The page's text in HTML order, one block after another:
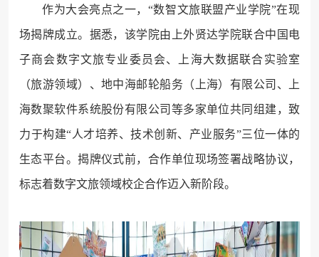
作为大会亮点之一，“数智文旅联盟产业学院”在现
场揭牌成立。据悉，该学院由上外贤达学院联合中国电
子商会数字文旅专业委员会、上海大数据联合实验室
（旅游领域）、地中海邮轮船务（上海）有限公司、上
海数聚软件系统股份有限公司等多家单位共同组建，致
力于构建“人才培养、技术创新、产业服务”三位一体的
生态平台。揭牌仪式前，合作单位现场签署战略协议，
标志着数字文旅领域校企合作迈入新阶段。